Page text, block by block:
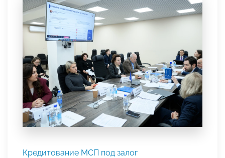
Кредитование МСП под залог